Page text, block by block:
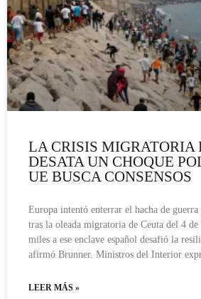
LA CRISIS MIGRATORIA
DESATA UN CHOQUE
UE BUSCA CONSENSOS
Europa intentó enterrar el hacha de
tras la oleada migratoria de Ceuta del 4
miles a ese enclave español desafió la
afirmó Brunner. Ministros del Interior
LEER MÁS »